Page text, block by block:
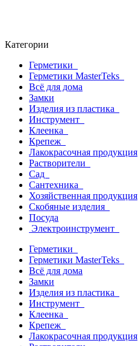
Категории
Герметики
Герметики MasterTeks
Всё для дома
Замки
Изделия из пластика
Инструмент
Клеенка
Крепеж
Лакокрасочная продукция
Растворители
Сад
Сантехника
Хозяйственная продукция
Скобяные изделия
Посуда
Электроинструмент
Герметики
Герметики MasterTeks
Всё для дома
Замки
Изделия из пластика
Инструмент
Клеенка
Крепеж
Лакокрасочная продукция